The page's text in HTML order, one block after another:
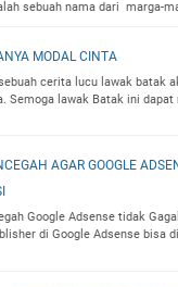
sebuah nama dari marga-
MODAL CINTA
cerita lucu lawak batak
Semoga lawak Batak ini dapat
AGAR GOOGLE
Google Adsense tidak
di Google Adsense bisa